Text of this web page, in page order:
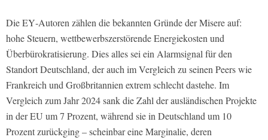
Die EY‑Autoren zählen die bekannten Gründe der Misere auf:
hohe Steuern, wettbewerbszerstörende Energiekosten und
Überbürokratisierung. Dies alles sei ein Alarmsignal für den
Standort Deutschland, der auch im Vergleich zu seinen Peers wie
Frankreich und Großbritannien extrem schlecht dastehe. Im
Vergleich zum Jahr 2024 sank die Zahl der ausländischen Projekte
in der EU um 7 Prozent, während sie in Deutschland um 10
Prozent zurückging – scheinbar eine Marginalie, deren